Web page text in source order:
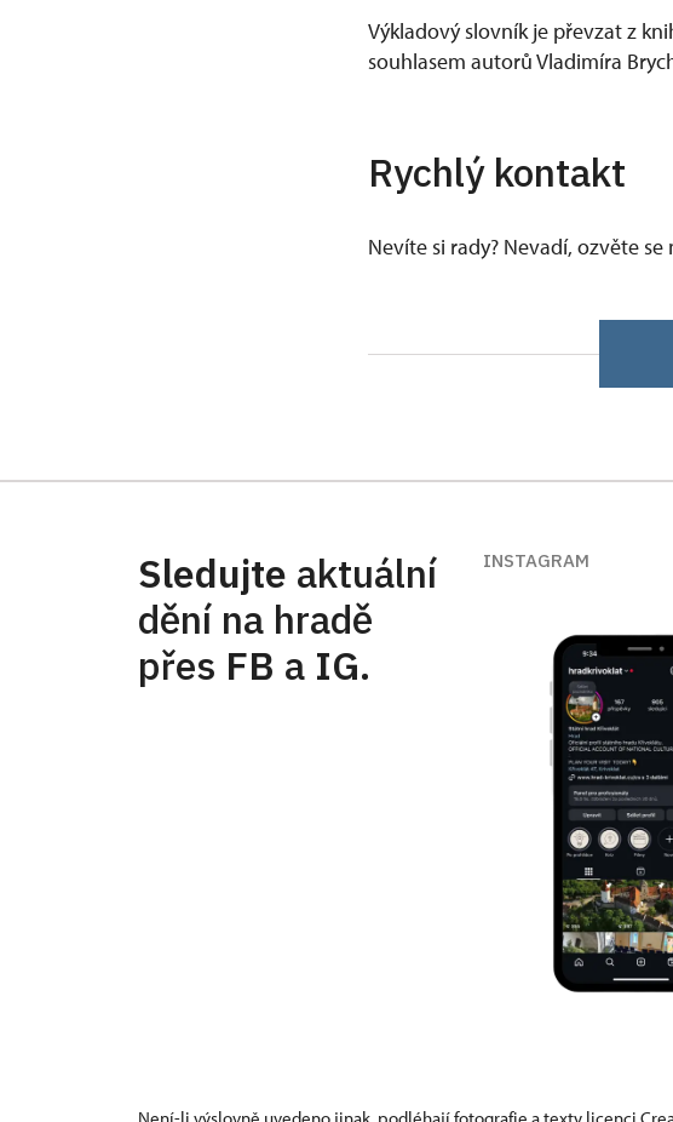
Výkladový slovník je převzat z
souhlasem autorů Vladimíra
Rychlý kontakt
Nevíte si rady? Nevadí, ozvěte
Sledujte aktuální
dění na hradě
přes FB a IG.
INSTAGRAM